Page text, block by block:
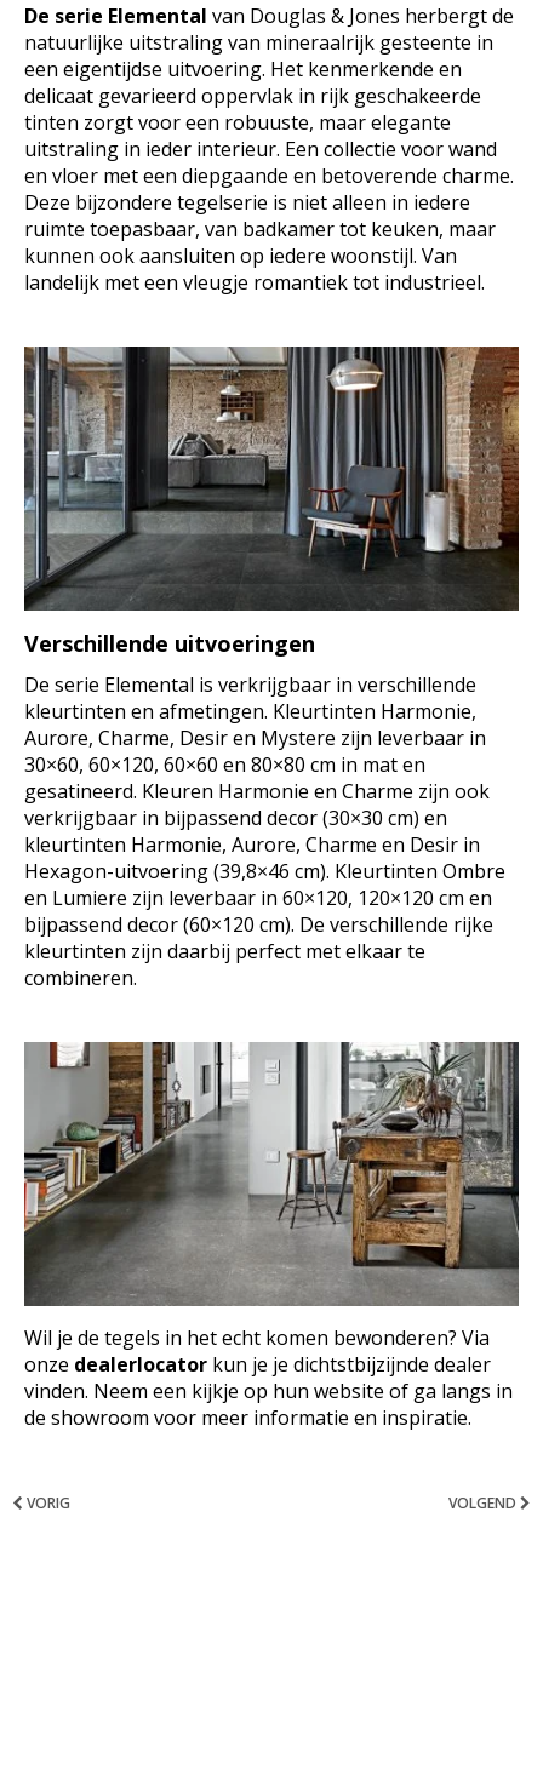
De serie Elemental van Douglas & Jones herbergt de
natuurlijke uitstraling van mineraalrijk gesteente in
een eigentijdse uitvoering. Het kenmerkende en
delicaat gevarieerd oppervlak in rijk geschakeerde
tinten zorgt voor een robuuste, maar elegante
uitstraling in ieder interieur. Een collectie voor wand
en vloer met een diepgaande en betoverende charme.
Deze bijzondere tegelserie is niet alleen in iedere
ruimte toepasbaar, van badkamer tot keuken, maar
kunnen ook aansluiten op iedere woonstijl. Van
landelijk met een vleugje romantiek tot industrieel.
Verschillende uitvoeringen
De serie Elemental is verkrijgbaar in verschillende
kleurtinten en afmetingen. Kleurtinten Harmonie,
Aurore, Charme, Desir en Mystere zijn leverbaar in
30×60, 60×120, 60×60 en 80×80 cm in mat en
gesatineerd. Kleuren Harmonie en Charme zijn ook
verkrijgbaar in bijpassend decor (30×30 cm) en
kleurtinten Harmonie, Aurore, Charme en Desir in
Hexagon-uitvoering (39,8×46 cm). Kleurtinten Ombre
en Lumiere zijn leverbaar in 60×120, 120×120 cm en
bijpassend decor (60×120 cm). De verschillende rijke
kleurtinten zijn daarbij perfect met elkaar te
combineren.
Wil je de tegels in het echt komen bewonderen? Via
onze dealerlocator kun je je dichtstbijzijnde dealer
vinden. Neem een kijkje op hun website of ga langs in
de showroom voor meer informatie en inspiratie.
VORIG VOLGEND